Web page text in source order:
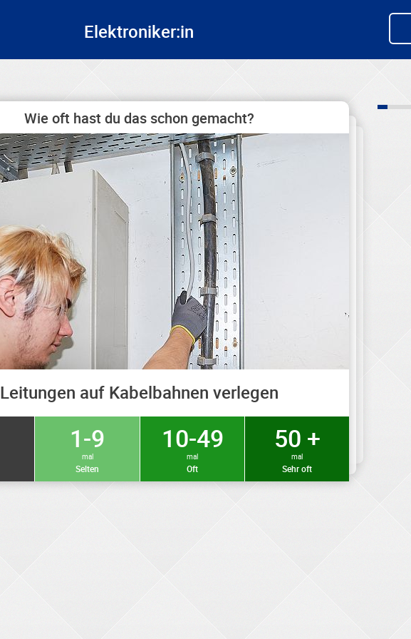
Elektroniker:in
Wie oft hast du das schon gemacht?
Leitungen auf Kabelbahnen verlegen
1-9
mal
Selten
10-49
mal
Oft
50 +
mal
Sehr oft